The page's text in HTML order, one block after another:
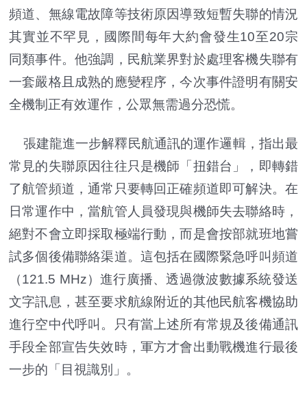
頻道、無線電故障等技術原因導致短暫失聯的情況
其實並不罕見，國際間每年大約會發生10至20宗
同類事件。他強調，民航業界對於處理客機失聯有
一套嚴格且成熟的應變程序，今次事件證明有關安
全機制正有效運作，公眾無需過分恐慌。
張建龍進一步解釋民航通訊的運作邏輯，指出最
常見的失聯原因往往只是機師「扭錯台」，即轉錯
了航管頻道，通常只要轉回正確頻道即可解決。在
日常運作中，當航管人員發現與機師失去聯絡時，
絕對不會立即採取極端行動，而是會按部就班地嘗
試多個後備聯絡渠道。這包括在國際緊急呼叫頻道
（121.5 MHz）進行廣播、透過微波數據系統發送
文字訊息，甚至要求航線附近的其他民航客機協助
進行空中代呼叫。只有當上述所有常規及後備通訊
手段全部宣告失效時，軍方才會出動戰機進行最後
一步的「目視識別」。